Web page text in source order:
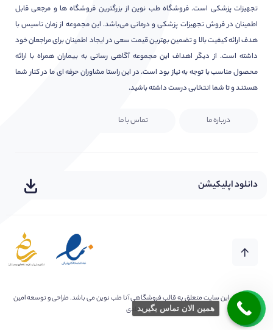
تجهیزات پزشکی است. فروشگاه طب نوین از بزرگترین فروشگاه ها و مرجعی قابل
اطمینان در فروش تجهیزات پزشکی و درمانی می‌باشد. این مجموعه از زمان تاسیس با
هدف ارائه کیفیت بالا و تضمین بهترین قیمت سعی در ایجاد اطمینان برای مراجعان خود
داشته است. از دیگر اهداف این مجموعه آگاهی رسانی به بیماران همراه با ارائه
محصول مناسب با توجه به نیاز بود است. در این راستا مشاوران حرفه ای ما در کنار شما
هستند و تا شما انتخابی درست داشته باشید.
درباره ما تماس با ما
دانلود اپلیکیشن
کلیه حقوق این سایت متعلق بهقالب فروشگاهی آنا طب نوینمی باشد. طراحی و توسعه امین
فرهادیهمین الان تماس بگیرید